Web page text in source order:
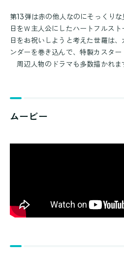
第13弾は赤の他人なのにそっくり
日をＷ主人公にしたハートフルス
日をお祝いしようと考えた世羅は
ンダーを巻き込んで、特製カスター
周辺人物のドラマも多数描かれま
ムービー